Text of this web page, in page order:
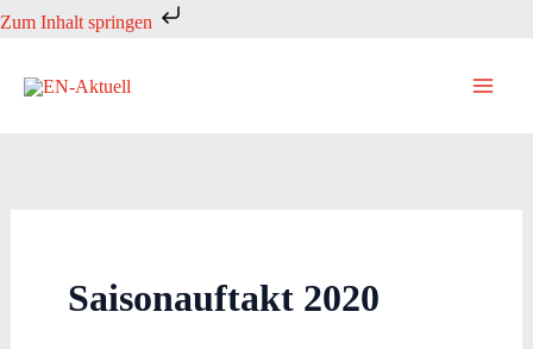
Zum Inhalt springen
Zum
springen
Saisonauftakt 2020